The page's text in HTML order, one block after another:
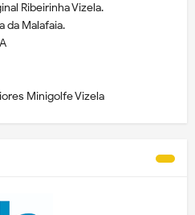
Ribeirinha Vizela.
da Malafaia.
Minigolfe Vizela